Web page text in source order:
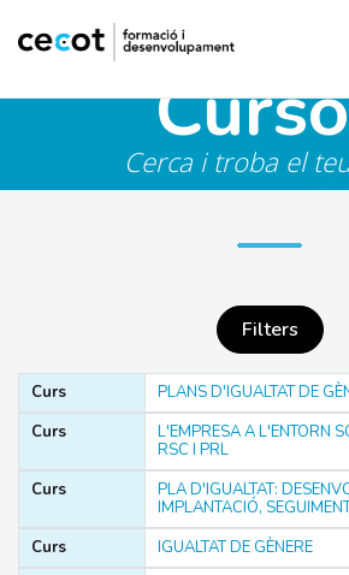
Cerca i troba el
Filters
PARAULA CLAU
Curs
PLANS D'IGUALTAT DE
Curs
L'EMPRESA A L'ENTORN
RSC I PRL
Curs
PLA D'IGUALTAT:
IMPLANTACIÓ,
Curs
IGUALTAT DE GÈNERE